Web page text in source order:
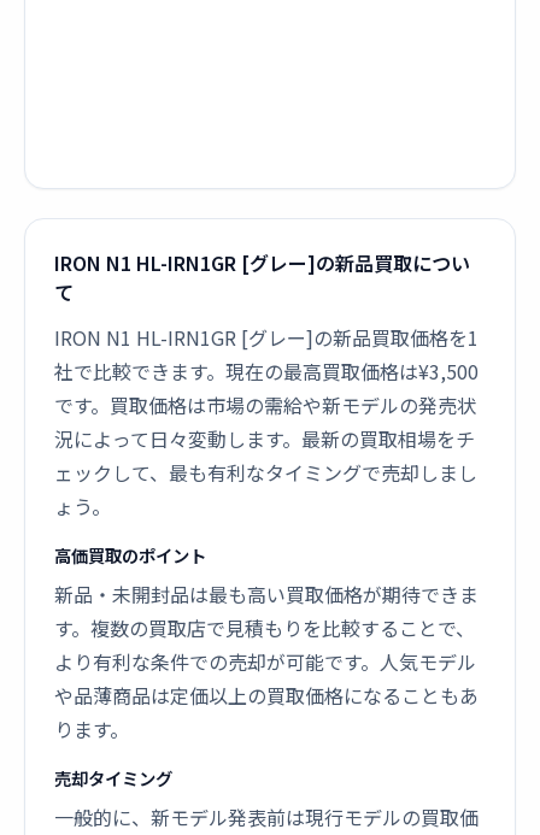
IRON N1 HL-IRN1GR [グレー]の新品買取につい
て
IRON N1 HL-IRN1GR [グレー]の新品買取価格を1
社で比較できます。現在の最高買取価格は¥3,500
です。買取価格は市場の需給や新モデルの発売状
況によって日々変動します。最新の買取相場をチ
ェックして、最も有利なタイミングで売却しまし
ょう。
高価買取のポイント
新品・未開封品は最も高い買取価格が期待できま
す。複数の買取店で見積もりを比較することで、
より有利な条件での売却が可能です。人気モデル
や品薄商品は定価以上の買取価格になることもあ
ります。
売却タイミング
一般的に、新モデル発表前は現行モデルの買取価